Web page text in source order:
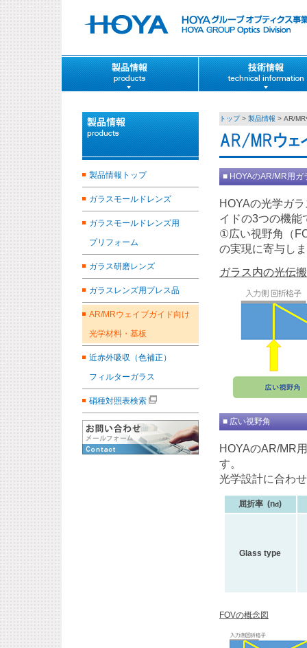
製品情報トップ
ガラスモールドレンズ
ガラスモールドレンズ用
プリフォーム
ガラス研磨レンズ
ガラスレンズ用プレス品
AR/MRウェイブガイド向け
光学材料・基板
近赤外吸収（色補正）
フィルターガラス
硝種対照表検索
トップ> 製品情報 > AR/
■ HOYAのAR/MR用ガ
HOYAの光学ガ
イドの3つの機能
①広い視野角（
の実現に寄与し
ガラス内の光伝
■ 広い視野角
HOYAのAR/MR
す。
光学設計に合わ
屈折率 (nd)
Glass type
FOVの概念図